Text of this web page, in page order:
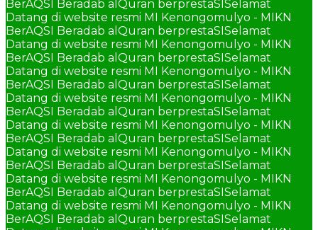
BerAQSI Beradab alQuran berprestaSISelamat
Datang di website resmi MI Kenongomulyo - MIKN
BerAQSI Beradab alQuran berprestaSISelamat
Datang di website resmi MI Kenongomulyo - MIKN
BerAQSI Beradab alQuran berprestaSISelamat
Datang di website resmi MI Kenongomulyo - MIKN
BerAQSI Beradab alQuran berprestaSISelamat
Datang di website resmi MI Kenongomulyo - MIKN
BerAQSI Beradab alQuran berprestaSISelamat
Datang di website resmi MI Kenongomulyo - MIKN
BerAQSI Beradab alQuran berprestaSISelamat
Datang di website resmi MI Kenongomulyo - MIKN
BerAQSI Beradab alQuran berprestaSISelamat
Datang di website resmi MI Kenongomulyo - MIKN
BerAQSI Beradab alQuran berprestaSISelamat
Datang di website resmi MI Kenongomulyo - MIKN
BerAQSI Beradab alQuran berprestaSISelamat